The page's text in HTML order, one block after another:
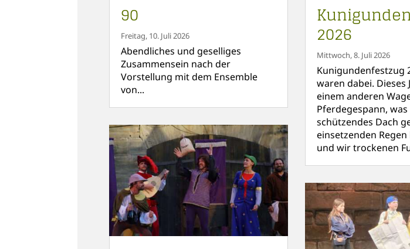
90
Freitag, 10. Juli 2026
Abendliches und geselliges
Zusammensein nach der
Vorstellung mit dem Ensemble
von...
2026
Mittwoch, 8. Juli 2026
Kunigundenfestzug
waren dabei. Dieses
einem anderen
Pferdegespann,
schützendes Dach
einsetzenden
und wir trockenen